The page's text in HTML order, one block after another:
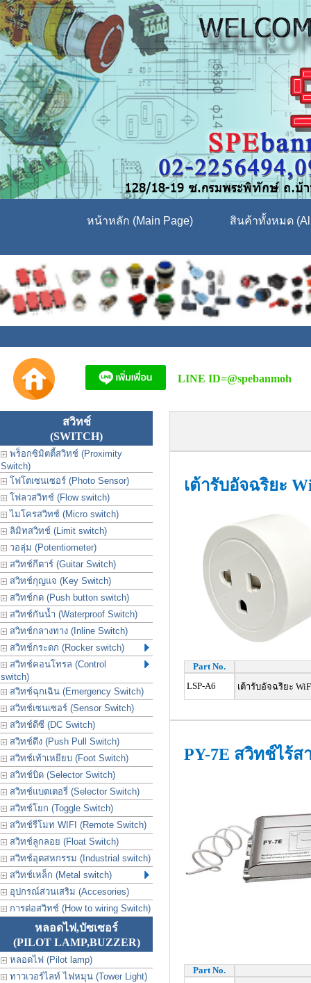
หน้าหลัก (Main Page) สินค้าทั้งหมด
LINE ID=@spebanmoh
สวิทช์
(SWITCH)
พร็อกซิมิตตี้สวิทช์ (Proximity
Switch)
โฟโตเซนเซอร์ (Photo Sensor)
โฟลวสวิทช์ (Flow switch)
ไมโครสวิทช์ (Micro switch)
ลิมิทสวิทช์ (Limit switch)
วอลุ่ม (Potentiometer)
สวิทช์กีตาร์ (Guitar Switch)
สวิทช์กุญแจ (Key Switch)
สวิทช์กด (Push button switch)
สวิทช์กันน้ำ (Waterproof Switch)
สวิทช์กลางทาง (Inline Switch)
สวิทช์กระดก (Rocker switch)
สวิทช์คอนโทรล (Control
switch)
สวิทช์ฉุกเฉิน (Emergency Switch)
สวิทช์เซนเซอร์ (Sensor Switch)
สวิทช์ดีซี (DC Switch)
สวิทช์ดึง (Push Pull Switch)
สวิทช์เท้าเหยียบ (Foot Switch)
สวิทช์บิด (Selector Switch)
สวิทช์แบตเตอรี่ (Selector Switch)
สวิทช์โยก (Toggle Switch)
สวิทช์รีโมท WIFI (Remote Switch)
สวิทช์ลูกลอย (Float Switch)
สวิทช์อุตสหกรรม (Industrial switch)
สวิทช์เหล็ก (Metal switch)
อุปกรณ์ส่วนเสริม (Accesories)
การต่อสวิทช์ (How to wiring Switch)
หลอดไฟ,บัซเซอร์
(PILOT LAMP,BUZZER)
หลอดไฟ (Pilot lamp)
ทาวเวอร์ไลท์ ไฟหมุน (Tower Light)
เต้ารับอัจฉริยะ
Part No.
LSP-A6
เต้ารับอัจฉริยะ
PY-7E สวิทช์ไร้ส
Part No.